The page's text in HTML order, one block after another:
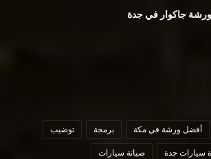
ورشة جاكوار في جدة
أفضل ورشة في مكة برمجة توضيب
سيارات جدة صيانة سيارات